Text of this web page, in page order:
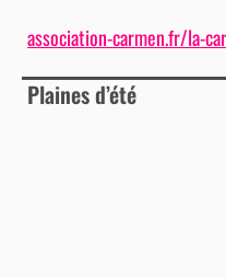
association-carmen.fr/la-
Plaines d’été